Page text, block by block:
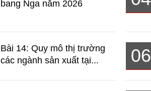
bang Nga năm 2026
Bài 14: Quy mô thị trường
các ngành sản xuất tại...
06